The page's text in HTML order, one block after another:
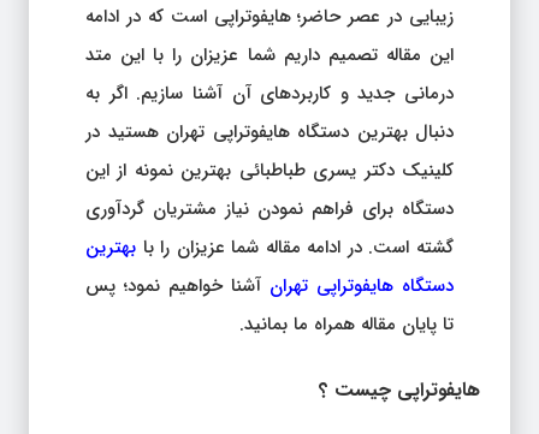
زیبایی در عصر حاضر؛ هایفوتراپی است که در ادامه
این مقاله تصمیم داریم شما عزیزان را با این متد
درمانی جدید و کاربردهای آن آشنا سازیم. اگر به
دنبال بهترین دستگاه هایفوتراپی تهران هستید در
کلینیک دکتر یسری طباطبائی بهترین نمونه از این
دستگاه برای فراهم نمودن نیاز مشتریان گردآوری
گشته است. در ادامه مقاله شما عزیزان را با بهترین
دستگاه هایفوتراپی تهران آشنا خواهیم نمود؛ پس
تا پایان مقاله همراه ما بمانید.
هایفوتراپی چیست ؟